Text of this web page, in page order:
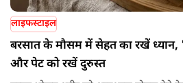
लाइफस्टाइल
बरसात के मौसम में सेहत का रखें
और पेट को रखें दुरुस्त